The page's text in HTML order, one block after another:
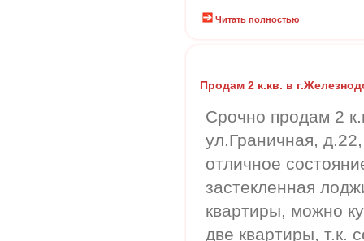
Читать полностью
Продам 2 к.кв. в
Срочно продам 2
ул.Граничная,
отличное
застекленная
квартиры, можно
две квартиры, т.к.